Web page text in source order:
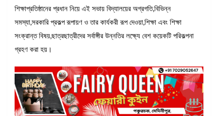
শিক্ষাপ্রতিষ্ঠানের প্রধান নিয়ে এই সভায় বিদ্যালয়ের অগ্রগতি,বিভিন্ন
সমস্যা,সরকারি প্রকল্প রূপায়ণ ও তার কার্যকরী রূপ দেওয়া,শিক্ষা এবং শিক্ষা
সংক্রান্ত বিষয়,ছাত্রছাত্রীদের সর্বাঙ্গীর উন্নতির লক্ষ্যে বেশ কয়েকটি পরিকল্পনা
গ্রহণ করা হয়।